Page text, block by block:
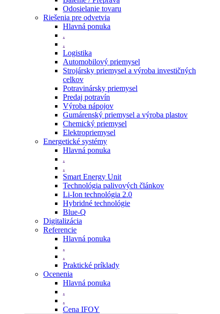
Odosielanie tovaru
Riešenia pre odvetvia
Hlavná ponuka
.
.
Logistika
Automobilový priemysel
Strojársky priemysel a výroba investičných
celkov
Potravinársky priemysel
Predaj potravín
Výroba nápojov
Gumárenský priemysel a výroba plastov
Chemický priemysel
Elektropriemysel
Energetické systémy
Hlavná ponuka
.
.
Smart Energy Unit
Technológia palivových článkov
Li-Ion technológia 2.0
Hybridné technológie
Blue-Q
Digitalizácia
Referencie
Hlavná ponuka
.
.
Praktické príklady
Ocenenia
Hlavná ponuka
.
.
Cena IFOY